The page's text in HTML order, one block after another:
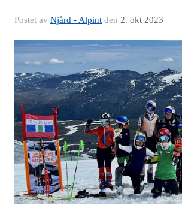
Postet av Njård - Alpint den 2. okt 2023